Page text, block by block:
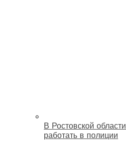
В Ростовской
работать в полиции